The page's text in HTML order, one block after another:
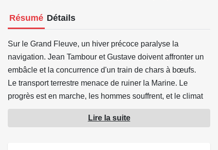
Résumé Détails
Sur le Grand Fleuve, un hiver précoce paralyse la
navigation. Jean Tambour et Gustave doivent affronter un
embâcle et la concurrence d'un train de chars à bœufs.
Le transport terrestre menace de ruiner la Marine. Le
progrès est en marche, les hommes souffrent, et le climat
n'est pas le seul responsable !?
Lire la suite